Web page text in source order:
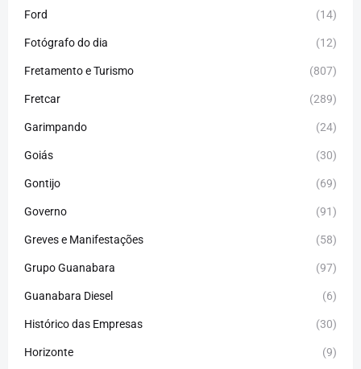
Ford (14)
Fotógrafo do dia (12)
Fretamento e Turismo (807)
Fretcar (289)
Garimpando (24)
Goiás (30)
Gontijo (69)
Governo (91)
Greves e Manifestações (58)
Grupo Guanabara (97)
Guanabara Diesel (6)
Histórico das Empresas (30)
Horizonte (9)